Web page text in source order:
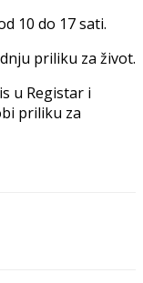
10 do 17 sati.
priliku za život.
u Registar i
priliku za